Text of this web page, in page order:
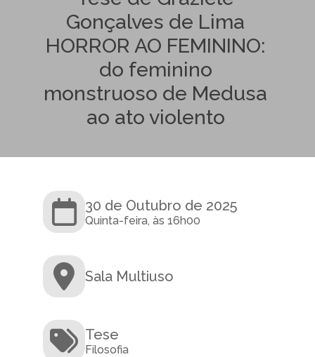
Gonçalves de Lima
HORROR AO FEMININO:
do feminino
monstruoso de Medusa
ao ato violento
30 de Outubro de 2025
Quinta-feira, às 16h00
Sala Multiuso
Tese
Filosofia